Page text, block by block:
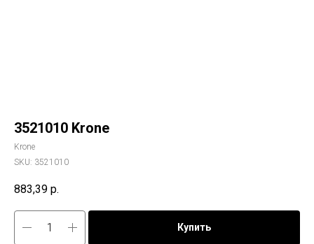
3521010 Krone
Krone
SKU: 3521010
883,39 р.
Купить